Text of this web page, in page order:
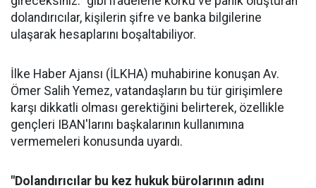
dolandırıcılar, kişilerin şifre ve banka bilgilerine
ulaşarak hesaplarını boşaltabiliyor.
İlke Haber Ajansı (İLKHA) muhabirine konuşan Av.
Ömer Salih Yemez, vatandaşların bu tür girişimlere
karşı dikkatli olması gerektiğini belirterek, özellikle
gençleri IBAN'larını başkalarının kullanımına
vermemeleri konusunda uyardı.
"Dolandırıcılar bu kez hukuk bürolarının adını